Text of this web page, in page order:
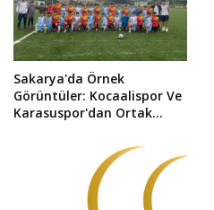
Sakarya'da Örnek
Görüntüler: Kocaalispor Ve
Karasuspor'dan Ortak